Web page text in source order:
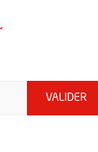
indiquez
VALIDER